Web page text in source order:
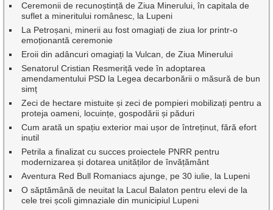
Ceremonii de recunoștință de Ziua Minerului, în capitala de
suflet a mineritului românesc, la Lupeni
La Petroșani, minerii au fost omagiați de ziua lor printr-o
emoționantă ceremonie
Eroii din adâncuri omagiați la Vulcan, de Ziua Minerului
Senatorul Cristian Resmeriță vede în adoptarea
amendamentului PSD la Legea decarbonării o măsură de bun
simț
Zeci de hectare mistuite și zeci de pompieri mobilizați pentru a
proteja oameni, locuințe, gospodării și păduri
Cum arată un spațiu exterior mai ușor de întreținut, fără efort
inutil
Petrila a finalizat cu succes proiectele PNRR pentru
modernizarea și dotarea unităților de învățământ
Aventura Red Bull Romaniacs ajunge, pe 30 iulie, la Lupeni
O săptămână de neuitat la Lacul Balaton pentru elevi de la
cele trei școli gimnaziale din municipiul Lupeni